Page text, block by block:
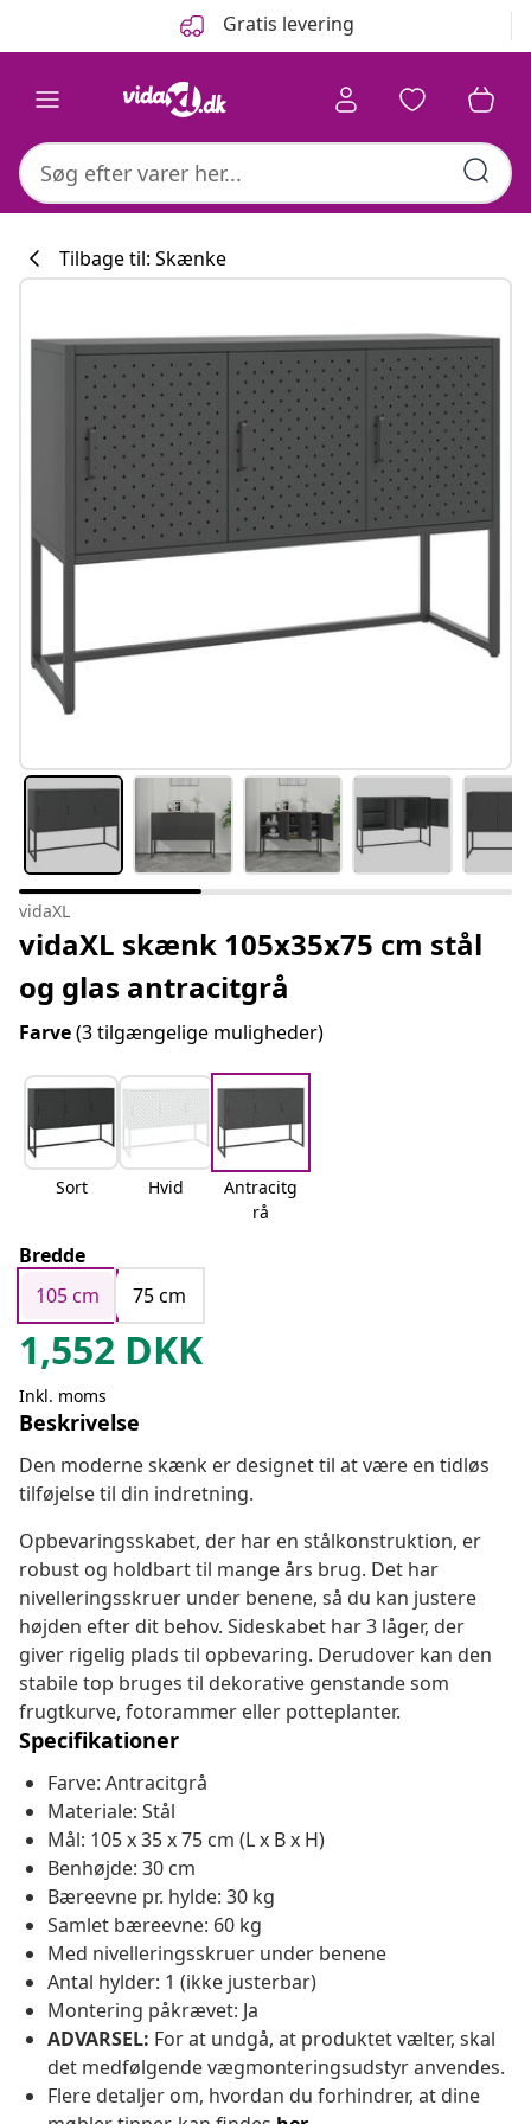
Gratis levering
#sharemevidaxl
Tilbage til: Skænke
vidaXL
vidaXL skænk 105x35x75 cm stål
og glas antracitgrå
Farve(3 tilgængelige muligheder)
Sort Hvid
Antracitg
rå
Bredde
105 cm
75 cm
1,552 DKK
Inkl. moms
Beskrivelse
Den moderne skænk er designet til at være en tidløs
tilføjelse til din indretning.
Opbevaringsskabet, der har en stålkonstruktion, er
robust og holdbart til mange års brug. Det har
nivelleringsskruer under benene, så du kan justere
højden efter dit behov. Sideskabet har 3 låger, der
giver rigelig plads til opbevaring. Derudover kan den
stabile top bruges til dekorative genstande som
frugtkurve, fotorammer eller potteplanter.
Specifikationer
Farve: Antracitgrå
Materiale: Stål
Mål: 105 x 35 x 75 cm (L x B x H)
Benhøjde: 30 cm
Bæreevne pr. hylde: 30 kg
Samlet bæreevne: 60 kg
Med nivelleringsskruer under benene
Antal hylder: 1 (ikke justerbar)
Montering påkrævet: Ja
ADVARSEL: For at undgå, at produktet vælter, skal
det medfølgende vægmonteringsudstyr anvendes.
Flere detaljer om, hvordan du forhindrer, at dine